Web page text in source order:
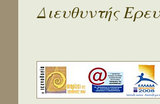
Διευθυντής